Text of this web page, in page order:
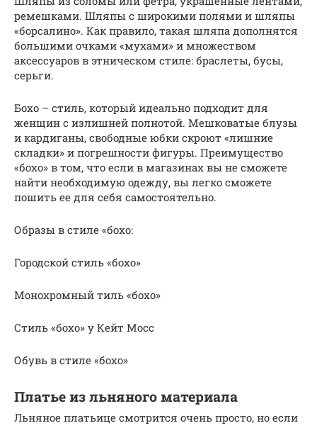
ремешками. Шляпы с широкими полями и шляпы
«борсалино». Как правило, такая шляпа дополнятся
большими очками «мухами» и множеством
аксессуаров в этническом стиле: браслеты, бусы,
серьги.
Бохо – стиль, который идеально подходит для
женщин с излишней полнотой. Мешковатые блузы
и кардиганы, свободные юбки скроют «лишние
складки» и погрешности фигуры. Преимущество
«бохо» в том, что если в магазинах вы не сможете
найти необходимую одежду, вы легко сможете
пошить ее для себя самостоятельно.
Образы в стиле «бохо:
Городской стиль «бохо»
Монохромный тиль «бохо»
Стиль «бохо» у Кейт Мосс
Обувь в стиле «бохо»
Платье из льняного материала
Льняное платьице смотрится очень просто, но если